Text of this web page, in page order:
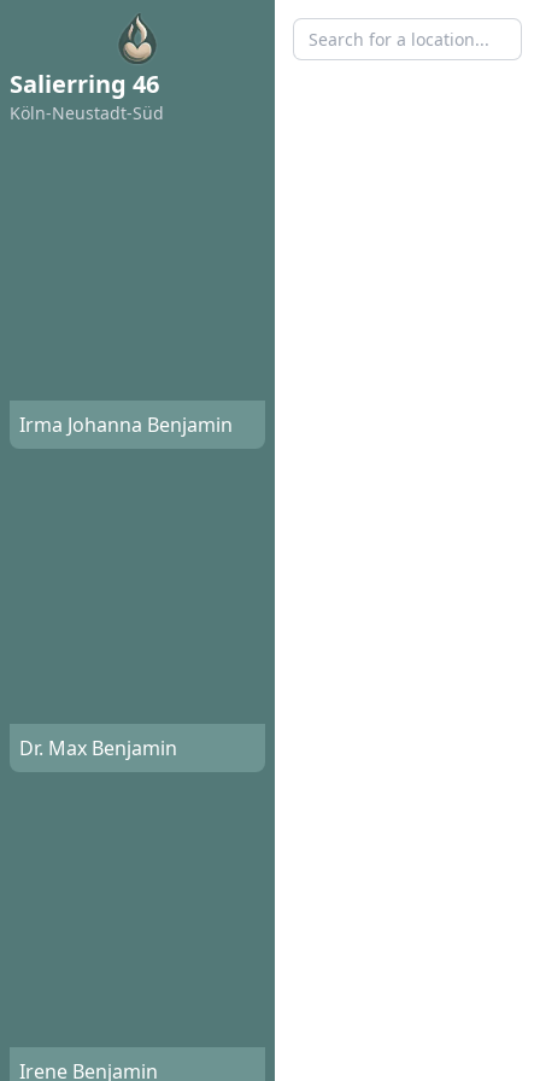
Salierring 46
Köln-Neustadt-Süd
Irma Johanna Benjamin
Dr. Max Benjamin
Irene Benjamin